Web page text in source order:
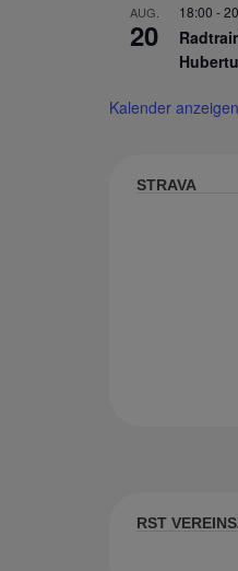
AUG.
20
18:00 -
Kalender anzeigen
STRAVA
RST